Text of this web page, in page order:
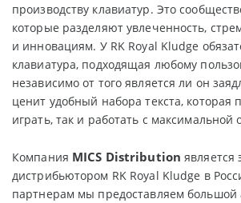
производству клавиатур. Это
которые разделяют увлеченность,
и инновациям. У RK Royal Kludge
клавиатура, подходящая любому
независимо от того является ли он
ценит удобный набора текста, которая
играть, так и работать с максимальной
Компания MICS Distribution является
дистрибьютором RK Royal Kludge в
партнерам мы предоставляем большой